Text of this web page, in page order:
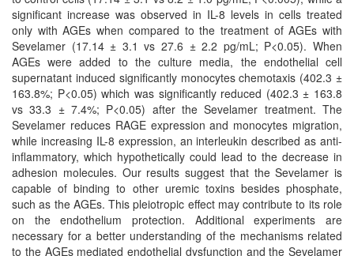
significant increase was observed in IL-8 levels in cells treated
only with AGEs when compared to the treatment of AGEs with
Sevelamer (17.14 ± 3.1 vs 27.6 ± 2.2 pg/mL; P<0.05). When
AGEs were added to the culture media, the endothelial cell
supernatant induced significantly monocytes chemotaxis (402.3 ±
163.8%; P<0.05) which was significantly reduced (402.3 ± 163.8
vs 33.3 ± 7.4%; P<0.05) after the Sevelamer treatment. The
Sevelamer reduces RAGE expression and monocytes migration,
while increasing IL-8 expression, an interleukin described as anti-
inflammatory, which hypothetically could lead to the decrease in
adhesion molecules. Our results suggest that the Sevelamer is
capable of binding to other uremic toxins besides phosphate,
such as the AGEs. This pleiotropic effect may contribute to its role
on the endothelium protection. Additional experiments are
necessary for a better understanding of the mechanisms related
to the AGEs mediated endothelial dysfunction and the Sevelamer